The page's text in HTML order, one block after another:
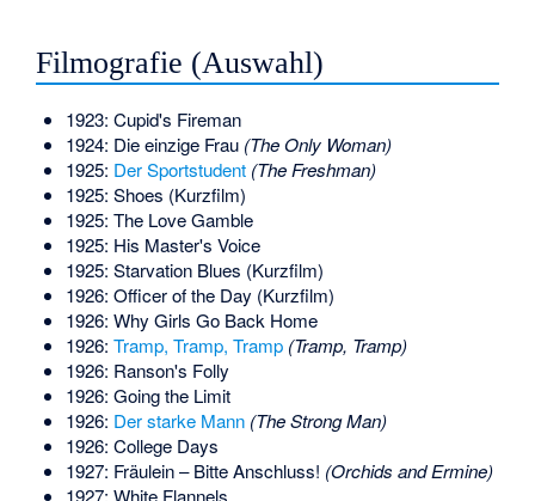
Filmografie (Auswahl)
1923: Cupid's Fireman
1924: Die einzige Frau (The Only Woman)
1925: Der Sportstudent (The Freshman)
1925: Shoes (Kurzfilm)
1925: The Love Gamble
1925: His Master's Voice
1925: Starvation Blues (Kurzfilm)
1926: Officer of the Day (Kurzfilm)
1926: Why Girls Go Back Home
1926: Tramp, Tramp, Tramp (Tramp, Tramp)
1926: Ranson's Folly
1926: Going the Limit
1926: Der starke Mann (The Strong Man)
1926: College Days
1927: Fräulein – Bitte Anschluss! (Orchids and Ermine)
1927: White Flannels